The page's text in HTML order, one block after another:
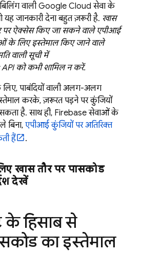
वालीGoogle Cloud सेवा के
यह जानकारी देना बहुत ज़रूरी है. खास
पर ऐक्सेस किए जा सकने वाले एपीआई
के लिए इस्तेमाल किए जाने वाले
वाली सूची में
को कभी शामिल न करें.
पाबंदियों वाली अलग-अलग
करके, ज़रूरत पड़ने पर कुंजियों
सकता है. साथ ही, Firebase सेवाओं के
बिना, एपीआई कुंजियों पर अतिरिक्त
हैं
.
खास तौर पर पासकोड
देखें
के हिसाब से
का इस्तेमाल